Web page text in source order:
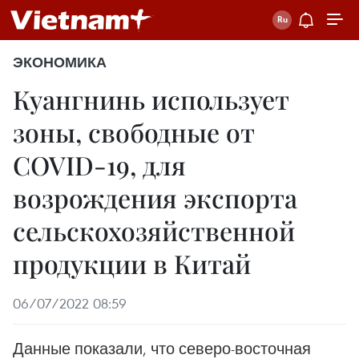
ЭКОНОМИКА
Куангнинь использует
зоны, свободные от
COVID-19, для
возрождения экспорта
сельскохозяйственной
продукции в Китай
06/07/2022 08:59
Данные показали, что северо-восточная